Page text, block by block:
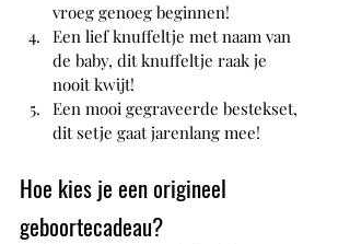
vroeg genoeg beginnen!
Een lief knuffeltje met naam van
de baby, dit knuffeltje raak je
nooit kwijt!
Een mooi gegraveerde bestekset,
dit setje gaat jarenlang mee!
Hoe kies je een origineel
geboortecadeau?